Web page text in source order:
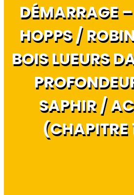
DÉMARRAGE
HOPPS /
BOIS LUEURS
SAPHIR /
(CHAPITRE